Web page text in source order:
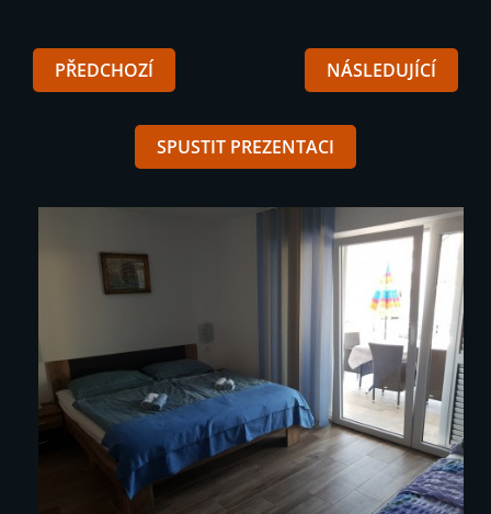
PŘEDCHOZÍ NÁSLEDUJÍCÍ
SPUSTIT PREZENTACI